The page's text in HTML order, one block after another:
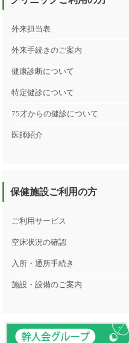
外来担当表
外来手続きのご案内
健康診断について
特定健診について
75才からの健診について
医師紹介
保健施設ご利用の方
ご利用サービス
空床状況の確認
入所・通所手続き
施設・設備のご案内